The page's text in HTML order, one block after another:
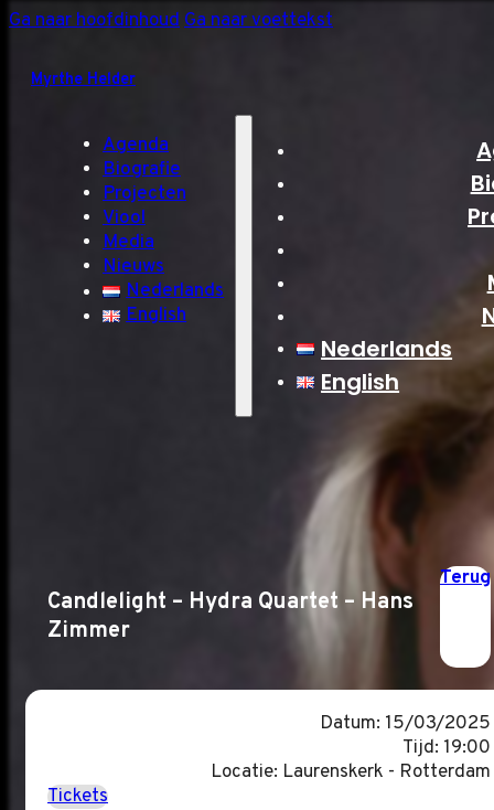
Ga naar hoofdinhoudGa naar voettekst
Myrthe Helder
Agenda
Biografie
Projecten
Viool
Media
Nieuws
Nederlands
English
Nederlands
English
Candlelight – Hydra Quartet – Hans
Zimmer
Terug
Datum: 15/03/2025
Tijd: 19:00
Locatie: Laurenskerk - Rotterdam
Tickets